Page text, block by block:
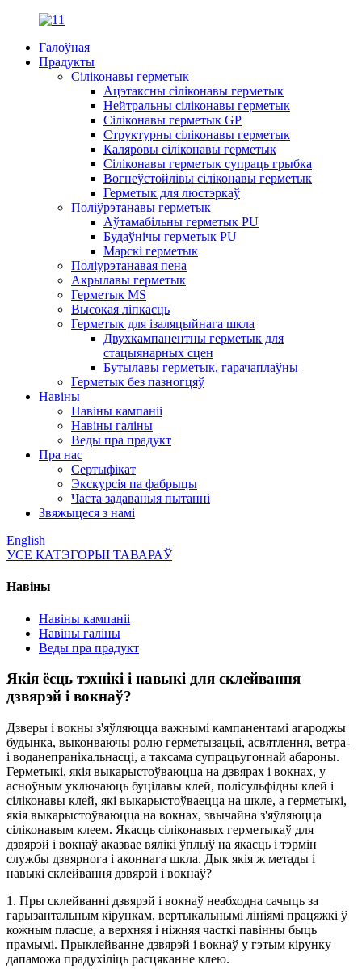
Галоўная
Прадукты
Сіліконавы герметык
Ацэтаксны сіліконавы герметык
Нейтральны сіліконавы герметык
Сіліконавы герметык GP
Структурны сіліконавы герметык
Каляровы сіліконавы герметык
Сіліконавы герметык супраць грыбка
Вогнеўстойлівы сіліконавы герметык
Герметык для люстэркаў
Поліўрэтанавы герметык
Аўтамабільны герметык PU
Будаўнічы герметык PU
Марскі герметык
Поліурэтанавая пена
Акрылавы герметык
Герметык MS
Высокая ліпкасць
Герметык для ізаляцыйнага шкла
Двухкампанентны герметык для
стацыянарных сцен
Бутылавы герметык, гарачаплаўны
Герметык без пазногцяў
Навіны
Навіны кампаніі
Навіны галіны
Веды пра прадукт
Пра нас
Сертыфікат
Экскурсія па фабрыцы
Часта задаваныя пытанні
Звяжыцеся з намі
English
УСЕ КАТЭГОРЫІ ТАВАРАЎ
Навіны
Навіны кампаніі
Навіны галіны
Веды пра прадукт
Якія ёсць тэхнікі і навыкі для склейвання
дзвярэй і вокнаў?
Дзверы і вокны з'яўляюцца важнымі кампанентамі агароджы
будынка, выконваючы ролю герметызацыі, асвятлення, ветра-
і воданепранікальнасці, а таксама супрацьугоннай абароны.
Герметыкі, якія выкарыстоўваюцца на дзвярах і вокнах, у
асноўным уключаюць буцілавы клей, полісульфідны клей і
сіліконавы клей, які выкарыстоўваецца на шкле, а герметыкі,
якія выкарыстоўваюцца на вокнах, звычайна з'яўляюцца
сіліконавым клеем. Якасць сіліконавых герметыкаў для
дзвярэй і вокнаў аказвае вялікі ўплыў на якасць і тэрмін
службы дзвярнога і аконнага шкла. Дык якія ж метады і
навыкі склейвання дзвярэй і вокнаў?
1. Пры склейванні дзвярэй і вокнаў неабходна сачыць за
гарызантальным кірункам, вертыкальнымі лініямі працяжкі ў
кожным пласце, а верхняя і ніжняя часткі павінны быць
прамымі. Прыклейванне дзвярэй і вокнаў у гэтым кірунку
дапаможа прадухіліць расцяканне клею.